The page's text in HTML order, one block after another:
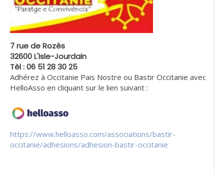
7 rue de Rozès
32600 L'Isle-Jourdain
Tèl : 06 51 28 30 25
Adhérez à Occitanie Pais Nostre ou Bastir Occitanie avec
HelloAsso en cliquant sur le lien suivant :
https://www.helloasso.com/associations/bastir-
occitanie/adhesions/adhesion-bastir-occitanie